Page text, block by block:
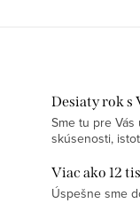
Desiaty rok s
Sme tu pre
skúsenosti,
Viac ako 12
Úspešne sme